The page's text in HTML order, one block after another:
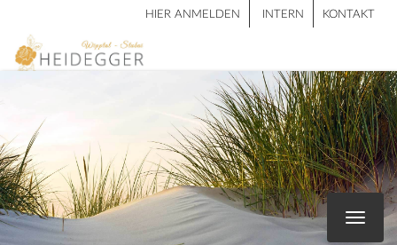
HIER ANMELDEN INTERN KONTAKT
Toggle